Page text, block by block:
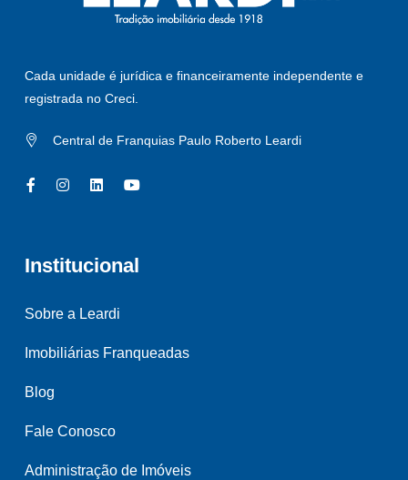
Cada unidade é jurídica e financeiramente independente e
registrada no Creci.
Central de Franquias Paulo Roberto Leardi
Institucional
Sobre a Leardi
Imobiliárias Franqueadas
Blog
Fale Conosco
Administração de Imóveis